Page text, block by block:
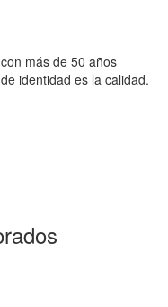
más de 50 años
identidad es la calidad.